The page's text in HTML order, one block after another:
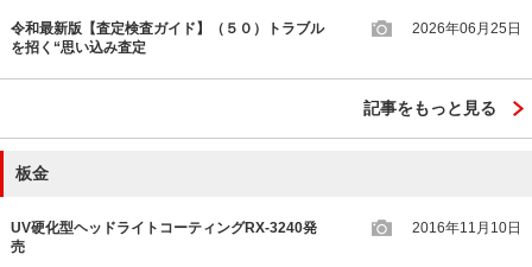
令和最新版【査定検査ガイド】（５０）トラブル
を招く“思い込み査定
2026年06月25日
記事をもっと見る
板金
UV硬化型ヘッドライトコーティングRX-3240発
売
2016年11月10日